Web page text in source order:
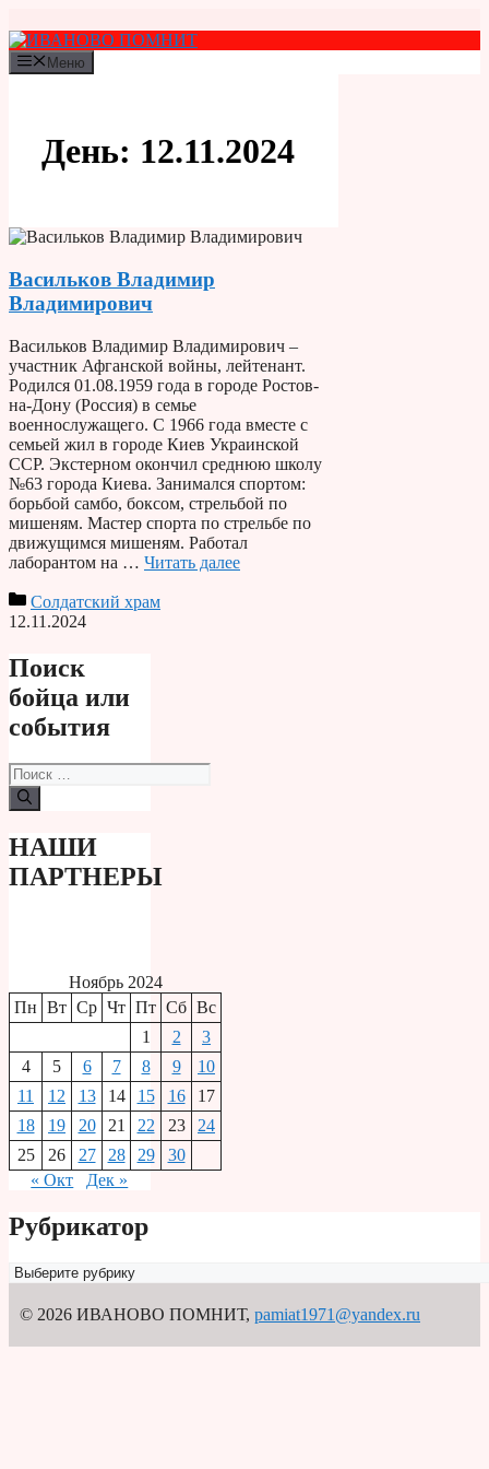
к
содержимому
Меню
День: 12.11.2024
Васильков Владимир
Владимирович
Васильков Владимир Владимирович –
участник Афганской войны, лейтенант.
Родился 01.08.1959 года в городе Ростов-
на-Дону (Россия) в семье
военнослужащего. С 1966 года вместе с
семьей жил в городе Киев Украинской
ССР. Экстерном окончил среднюю школу
№63 города Киева. Занимался спортом:
борьбой самбо, боксом, стрельбой по
мишеням. Мастер спорта по стрельбе по
движущимся мишеням. Работал
лаборантом на … Читать далее
Солдатский храм
12.11.2024
Поиск
бойца или
события
Поиск:
НАШИ
ПАРТНЕРЫ
Ноябрь 2024
Пн Вт Ср Чт Пт Сб Вс
1
2
3
4
5 6 7 8 9
10
11
12 13 14 15 16
17
18
19 20 21 22 23
24
25
26 27 28 29
30
« Окт
Дек »
Рубрикатор
Рубрикатор
© 2026 ИВАНОВО ПОМНИТ, pamiat1971@yandex.ru